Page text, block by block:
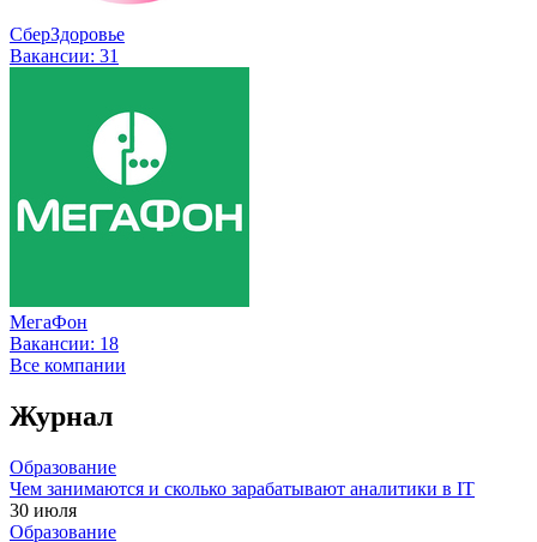
СберЗдоровье
Вакансии: 31
МегаФон
Вакансии: 18
Все компании
Журнал
Образование
Чем занимаются и сколько зарабатывают аналитики в IT
30 июля
Образование